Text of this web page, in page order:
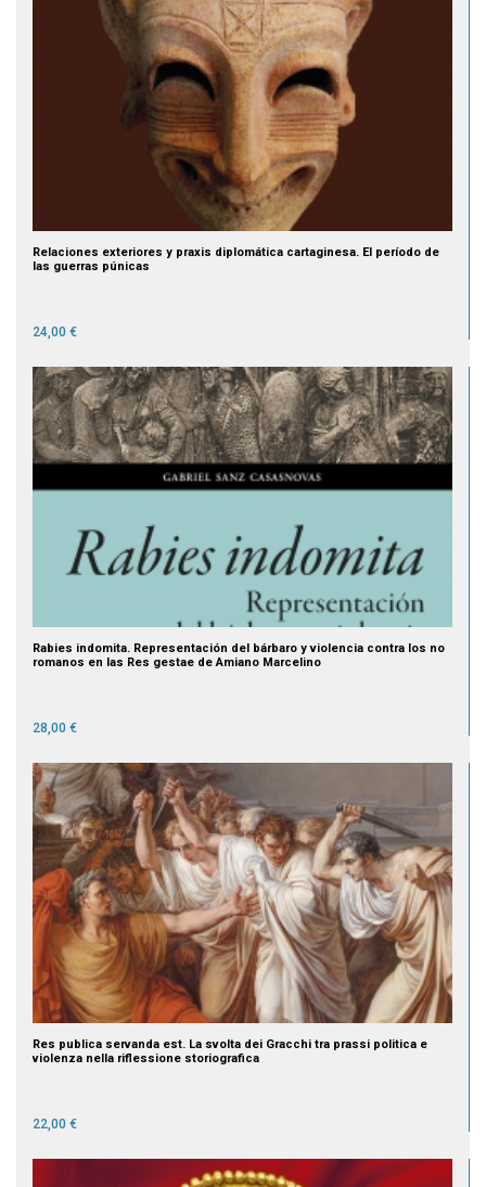
Relaciones exteriores y praxis diplomática cartaginesa. El período de
las guerras púnicas
24,00 €
Rabies indomita. Representación del bárbaro y violencia contra los no
romanos en las Res gestae de Amiano Marcelino
28,00 €
Res publica servanda est. La svolta dei Gracchi tra prassi politica e
violenza nella riflessione storiografica
22,00 €